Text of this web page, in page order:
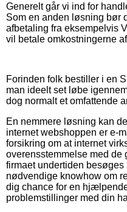
Generelt går vi ind for
Som en anden løsning bør
afbetaling fra eksempelvis
vil betale omkostningerne
Forinden folk bestiller i en
man ideelt set løbe
dog normalt et omfattende
En nemmere løsning kan
internet webshoppen er e-
forsikring om at internet
overensstemmelse med
firmaet undertiden besøges
nødvendige knowhow om
dig chance for en
problemstillinger med din